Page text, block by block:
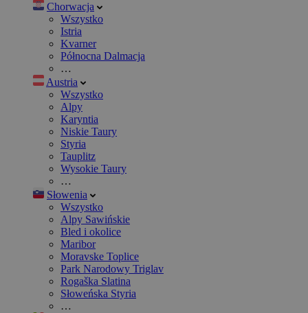
Chorwacja
Wszystko
Istria
Kvarner
Północna Dalmacja
…
Austria
Wszystko
Alpy
Karyntia
Niskie Taury
Styria
Tauplitz
Wysokie Taury
…
Słowenia
Wszystko
Alpy Sawińskie
Bled i okolice
Maribor
Moravske Toplice
Park Narodowy Triglav
Rogaška Slatina
Słoweńska Styria
…